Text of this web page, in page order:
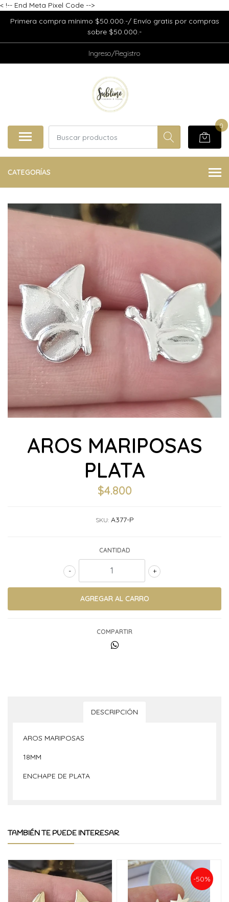
< !-- End Meta Pixel Code -->
Primera compra mínimo $50.000.-/ Envío gratis por compras
sobre $50.000.-
Ingreso/Registro
0
CATEGORÍAS
AROS MARIPOSAS
PLATA
$4.800
SKU: A377-P
CANTIDAD
+
-
COMPARTIR
DESCRIPCIÓN
AROS MARIPOSAS
18MM
ENCHAPE DE PLATA
TAMBIÉN TE PUEDE INTERESAR
-50%